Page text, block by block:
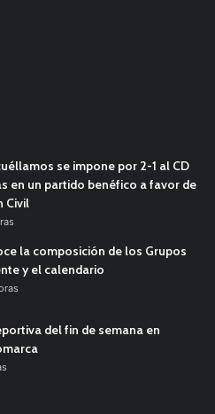
se impone por 2-1 al CD
en un partido benéfico a favor de
Civil
la composición de los Grupos
y el calendario
del fin de semana en